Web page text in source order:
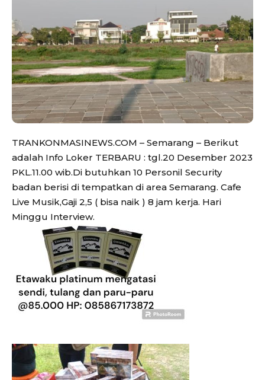
TRANKONMASINEWS.COM – Semarang – Berikut
adalah Info Loker TERBARU : tgl.20 Desember 2023
PKL.11.00 wib.Di butuhkan 10 Personil Security
badan berisi di tempatkan di area Semarang. Cafe
Live Musik,Gaji 2,5 ( bisa naik ) 8 jam kerja. Hari
Minggu Interview.